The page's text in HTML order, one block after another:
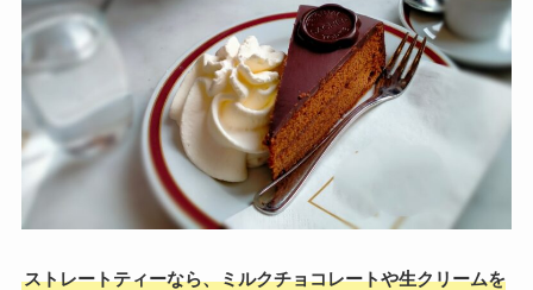
ストレートティーなら、ミルクチョコレートや生クリームを